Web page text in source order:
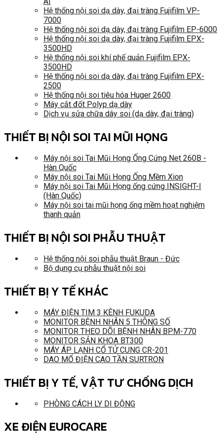
Hệ thống nội soi dạ dày, đại tràng Fujifilm VP-
7000
Hệ thống nội soi dạ dày, đại tràng Fujifilm EP-6000
Hệ thống nội soi dạ dày, đại tràng Fujifilm EPX-
3500HD
Hệ thống nội soi khí phế quản Fujifilm EPX-
3500HD
Hệ thống nội soi dạ dày, đại tràng Fujifilm EPX-
2500
Hệ thống nội soi tiêu hóa Huger 2600
Máy cắt đốt Polyp dạ dày
Dịch vụ sửa chữa dây soi (dạ dày, đại tràng)
THIẾT BỊ NỘI SOI TAI MŨI HỌNG
Máy nội soi Tai Mũi Họng Ống Cứng Net 260B -
Hàn Quốc
Máy nội soi Tai Mũi Họng Ống Mềm Xion
Máy nội soi Tai Mũi Họng ống cứng INSIGHT-I
(Hàn Quốc)
Máy nội soi tai mũi họng ống mềm hoạt nghiệm
thanh quản
THIẾT BỊ NỘI SOI PHẪU THUẬT
Hệ thống nội soi phẫu thuật Braun - Đức
Bộ dụng cụ phẫu thuật nội soi
THIẾT BỊ Y TẾ KHÁC
MÁY ĐIỆN TIM 3 KÊNH FUKUDA
MONITOR BỆNH NHÂN 5 THÔNG SỐ
MONITOR THEO DÕI BỆNH NHÂN BPM-770
MONITOR SẢN KHOA BT300
MÁY ÁP LẠNH CỔ TỬ CUNG CR-201
DAO MỔ ĐIỆN CAO TẦN SURTRON
THIẾT BỊ Y TẾ, VẬT TƯ CHỐNG DỊCH
PHÒNG CÁCH LY DI ĐỘNG
XE ĐIỆN EUROCARE